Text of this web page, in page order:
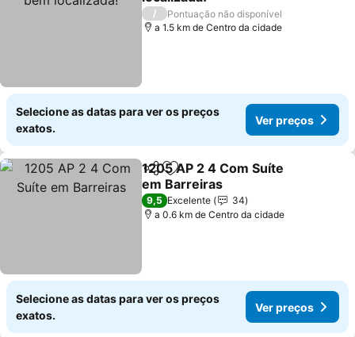
/
Pontuação não disponível
a 1.5 km de Centro da cidade
Selecione as datas para ver os preços
exatos.
Ver preços
PartilharAdicionar aos favoritos
1205 AP 2 4 Com Suíte
em Barreiras
9,5 Excelente
34
a 0.6 km de Centro da cidade
Selecione as datas para ver os preços
exatos.
Ver preços